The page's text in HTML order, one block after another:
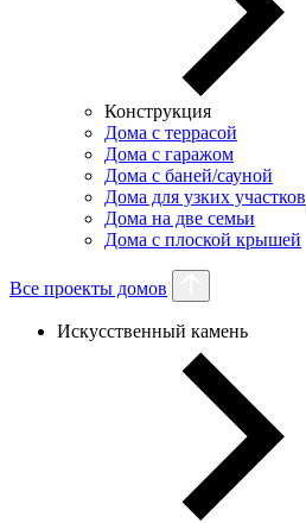
Конструкция
Дома с террасой
Дома с гаражом
Дома с баней/сауной
Дома для узких участков
Дома на две семьи
Дома с плоской крышей
Все проекты домов
Искусственный камень